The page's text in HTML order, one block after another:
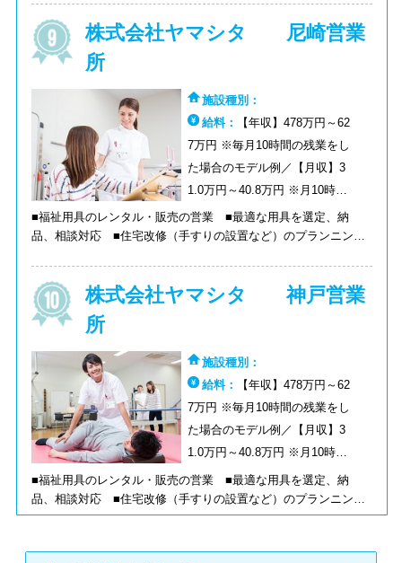
がり・立ち上がり・立位保持・歩行）の獲得を目標にリハビリを
おこないます。
株式会社ヤマシタ 尼崎営業
所
施設種別：
給料：
【年収】478万円～62
7万円 ※毎月10時間の残業をし
た場合のモデル例／【月収】3
1.0万円～40.8万円 ※月10時間
の残業をした場合のモデル例
■福祉用具のレンタル・販売の営業 ■最適な用具を選定、納
品、相談対応 ■住宅改修（手すりの設置など）のプランニング
アマネジャー、一般ユーザー（ケアマネジャーからの紹介）への
福祉用具の選定・相談を行います。 ◆個人の方々に最適な利用
プランのご提案、納品、納品後のアフターフォローまでを実施
◆ケマネジャーとの信頼関係を構築していく営業活動です。ケア
マネジャーも気づいていないニーズを発掘し、提案営業を行いま
す。 ◆創業以来サービスの質を徹底追及し、「高齢者に対応し
た社会資源の充実」「サービスの質の高さ」の重要性が問われる
高齢化社会において、発展・成長しています。 ◆レンタル事業
に社内資源を集中させ、地道にサービスの向上や社員一人一人の
専門性・資質のレベルアップに努め、サービスの質を高める取り
組みを続けています。
株式会社ヤマシタ 神戸営業
所
施設種別：
給料：
【年収】478万円～62
7万円 ※毎月10時間の残業をし
た場合のモデル例／【月収】3
1.0万円～40.8万円 ※月10時間
の残業をした場合のモデル例
■福祉用具のレンタル・販売の営業 ■最適な用具を選定、納
品、相談対応 ■住宅改修（手すりの設置など）のプランニング
＜商材＞介護ベッド関連用具、移動関連用具（車いす、歩行器な
アマネジャー、一般ユーザー（ケアマネジャーからの紹介）への